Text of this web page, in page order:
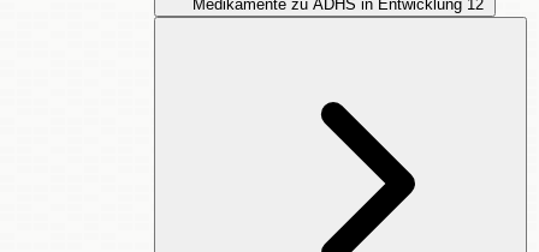
Medikamente zu ADHS in Entwicklung 12